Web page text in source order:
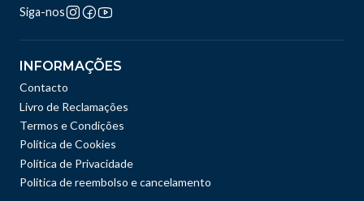
Siga-nos
INFORMAÇÕES
Contacto
Livro de Reclamações
Termos e Condições
Política de Cookies
Política de Privacidade
Politica de reembolso e cancelamento